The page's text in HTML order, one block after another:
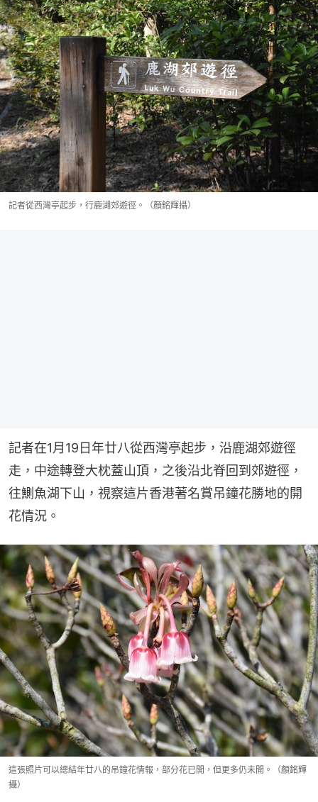
記者從西灣亭起步，行鹿湖郊遊徑。（顏銘輝攝）
記者在1月19日年廿八從西灣亭起步，沿鹿湖郊遊徑
走，中途轉登大枕蓋山頂，之後沿北脊回到郊遊徑，
往鰂魚湖下山，視察這片香港著名賞吊鐘花勝地的開
花情況。
這張照片可以總結年廿八的吊鐘花情報，部分花已開，但更多仍未開。（顏銘輝
攝）